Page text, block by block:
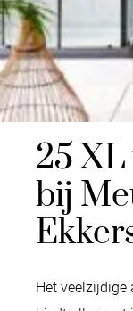
25
bij
Het veelzijdige